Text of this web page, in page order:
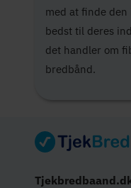
med at finde
bedst til deres
det handler om
bredbånd.